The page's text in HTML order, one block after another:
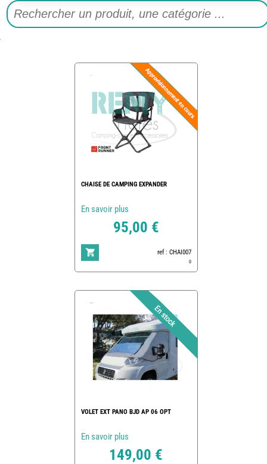
CHAISE DE CAMPING EXPANDER
En savoir plus
95,00 €
ref : CHAI007
0
VOLET EXT PANO BJD AP 06 OPT
En savoir plus
149,00 €